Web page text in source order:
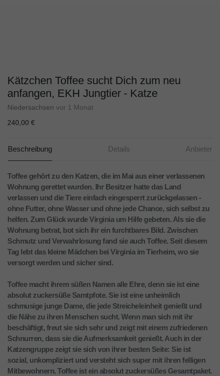
Kätzchen Toffee sucht Dich zum neu
anfangen, EKH Jungtier - Katze
Niedersachsen vor 1 Monat
240,00 €
Beschreibung Details Anbieter
Toffee gehört zu den Katzen, die im Mai aus einer verlassenen
Wohnung gerettet wurden. Ihr Besitzer hatte das Land
verlassen und die Tiere einfach eingesperrt zurückgelassen -
ohne Futter, ohne Wasser und ohne jede Chance, sich selbst zu
helfen. Zum Glück wurde Virginia um Hilfe gebeten. Als sie die
Wohnung betrat, bot sich ihr ein furchtbares Bild. Zwischen
Schmutz und Verwahrlosung fand sie auch Toffee. Seit diesem
Tag lebt das kleine Mädchen bei Virginia im Tierheim, wo sie
versorgt werden und sicher sind.
Toffee macht ihrem süßen Namen alle Ehre, denn sie ist eine
absolut zuckersüße Samtpfote. Sie ist eine unheimlich
schmusige junge Dame, die jede Streicheleinheit genießt und
die Nähe zu ihren Menschen sucht. Wenn man sich mit ihr
beschäftigt, freut sie sich sehr und zeigt mit einem zufriedenen
Schnurren, dass sie die Aufmerksamkeit genießt. Auch in der
Katzengruppe zeigt sie sich von ihrer besten Seite: Sie ist
sozial, unkompliziert und versteht sich super mit ihren felligen
Mitbewohnern. Toffee ist ein absolut zuckersüßes Gesamtpaket.